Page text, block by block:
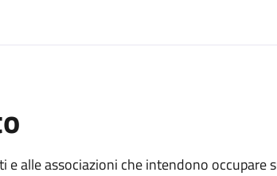
e alle associazioni che intendono occupare